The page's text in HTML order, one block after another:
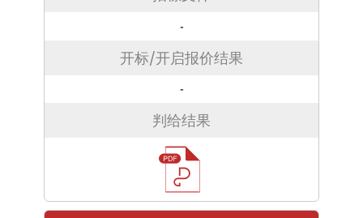
-
开标/开启报价结果
-
判给结果